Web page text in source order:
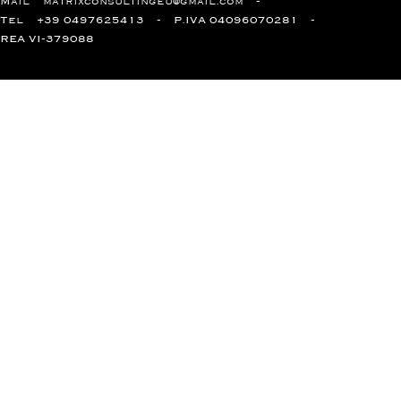
Tel +39 0497625413 P.IVA 04096070281
REA VI-379088